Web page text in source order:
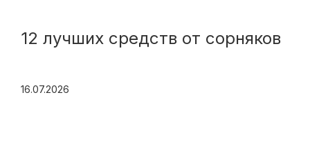
12 лучших средств от сорняков
16.07.2026